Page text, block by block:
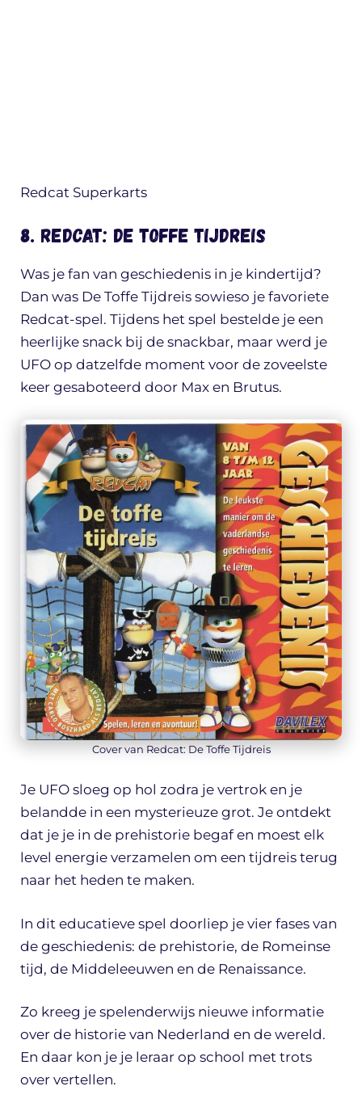
Redcat Superkarts
8. Redcat: De Toffe Tijdreis
Was je fan van geschiedenis in je kindertijd?
Dan was De Toffe Tijdreis sowieso je favoriete
Redcat-spel. Tijdens het spel bestelde je een
heerlijke snack bij de snackbar, maar werd je
UFO op datzelfde moment voor de zoveelste
keer gesaboteerd door Max en Brutus.
Cover van Redcat: De Toffe Tijdreis
Je UFO sloeg op hol zodra je vertrok en je
belandde in een mysterieuze grot. Je ontdekt
dat je je in de prehistorie begaf en moest elk
level energie verzamelen om een tijdreis terug
naar het heden te maken.
In dit educatieve spel doorliep je vier fases van
de geschiedenis: de prehistorie, de Romeinse
tijd, de Middeleeuwen en de Renaissance.
Zo kreeg je spelenderwijs nieuwe informatie
over de historie van Nederland en de wereld.
En daar kon je je leraar op school met trots
over vertellen.